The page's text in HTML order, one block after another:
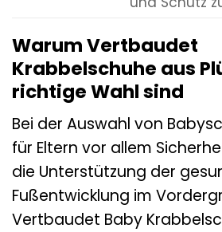
Warum Vertbaudet
Krabbelschuhe aus
richtige Wahl sind
Bei der Auswahl von
für Eltern vor allem
die Unterstützung der
Fußentwicklung im
Vertbaudet Baby